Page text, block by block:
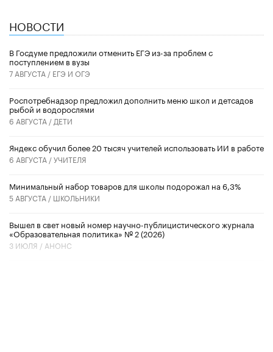
НОВОСТИ
В Госдуме предложили отменить ЕГЭ из-за проблем с
поступлением в вузы
7 АВГУСТА / ЕГЭ И ОГЭ
Роспотребнадзор предложил дополнить меню школ и детсадов
рыбой и водорослями
6 АВГУСТА / ДЕТИ
​Яндекс обучил более 20 тысяч учителей использовать ИИ в работе
6 АВГУСТА /УЧИТЕЛЯ
Минимальный набор товаров для школы подорожал на 6,3%
5 АВГУСТА / ШКОЛЬНИКИ
Вышел в свет новый номер научно-публицистического журнала
«Образовательная политика» № 2 (2026)
3 ИЮЛЯ / АНОНС